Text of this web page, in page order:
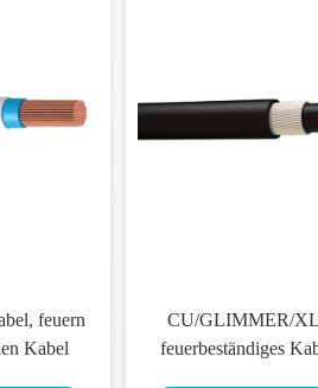
feuern
Kabel
CU/GLIMMER/
feuerbeständiges